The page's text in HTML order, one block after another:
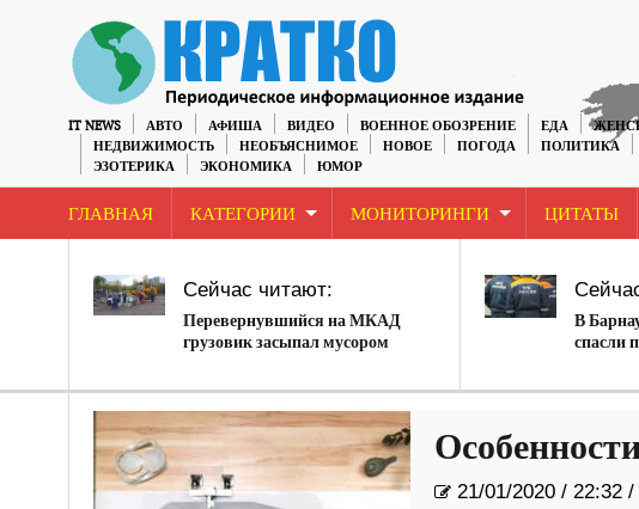
IT NEWS АВТО АФИША ВИДЕО ВОЕННОЕ ОБОЗРЕНИЕ ЕДА
НЕДВИЖИМОСТЬ
НЕОБЪЯСНИМОЕ НОВОЕ ПОГОДА ПОЛИТИКА
ЭЗОТЕРИКА
ЭКОНОМИКА ЮМОР
ГЛАВНАЯ КАТЕГОРИИ МОНИТОРИНГИ ЦИТАТЫ
Сейчас читают:
Перевернувшийся на МКАД
грузовик засыпал мусором
В
спасли
21/01/2020/ 22:32 /